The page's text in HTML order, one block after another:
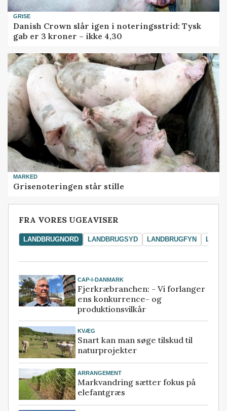
GRISE
Danish Crown slår igen i noteringsstrid: Tysk
gab er 3 kroner – ikke 4,30
MARKED
Grisenoteringen står stille
FRA VORES UGEAVISER
LANDBRUGNORD LANDBRUGSYD LANDBRUGFYN
CAP-I-DANMARK
Fjerkræbranchen: - Vi forlanger
ens konkurrence- og
produktionsvilkår
KVÆG
Snart kan man søge tilskud til
naturprojekter
ARRANGEMENT
Markvandring sætter fokus på
elefantgræs